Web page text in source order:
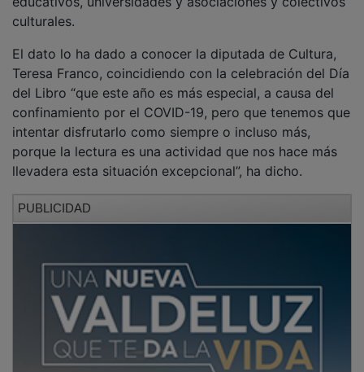
culturales.
Teresa Franco, coincidiendo con la celebración del Día
del Libro “que este año es más especial, a causa del
confinamiento por el COVID-19, pero que tenemos que
intentar disfrutarlo como siempre o incluso más,
porque la lectura es una actividad que nos hace más
llevadera esta situación excepcional”, ha dicho.